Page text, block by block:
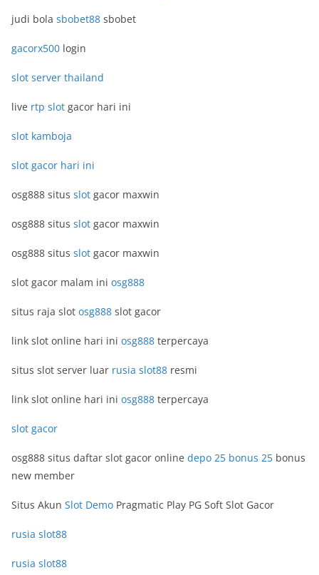
judi bola sbobet88 sbobet
gacorx500 login
slot server thailand
live rtp slot gacor hari ini
slot kamboja
slot gacor hari ini
osg888 situs slot gacor maxwin
osg888 situs slot gacor maxwin
osg888 situs slot gacor maxwin
slot gacor malam ini osg888
situs raja slot osg888 slot gacor
link slot online hari ini osg888 terpercaya
situs slot server luar rusia slot88 resmi
link slot online hari ini osg888 terpercaya
slot gacor
osg888 situs daftar slot gacor online depo 25 bonus 25 bonus
new member
Situs Akun Slot Demo Pragmatic Play PG Soft Slot Gacor
rusia slot88
rusia slot88